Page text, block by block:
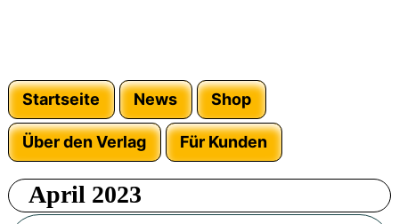
Startseite News Shop
Über den Verlag Für Kunden
April 2023